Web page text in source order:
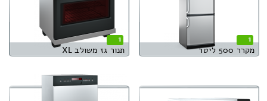
1
מקרר 500 ליטר
1
תנור גז משולב XL